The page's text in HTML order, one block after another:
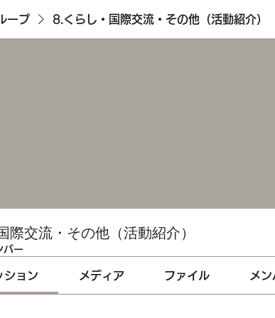
ープ 8.くらし・国際交流・その他（活動紹介）
際交流・その他（活動紹介）
バー
ション メディア ファイル メン